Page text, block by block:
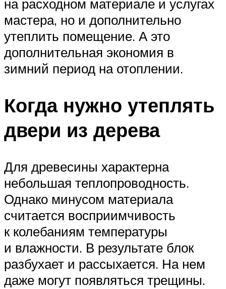
на расходном материале и услугах
мастера, но и дополнительно
утеплить помещение. А это
дополнительная экономия в
зимний период на отоплении.
Когда нужно утеплять
двери из дерева
Для древесины характерна
небольшая теплопроводность.
Однако минусом материала
считается восприимчивость
к колебаниям температуры
и влажности. В результате блок
разбухает и рассыхается. На нем
даже могут появляться трещины.